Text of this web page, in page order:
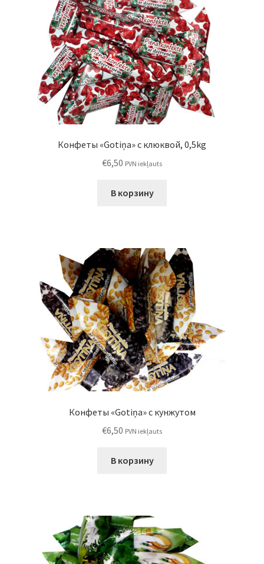
Конфеты «Gotiņa» с клюквой, 0,5kg
€6,50 PVN iekļauts
В корзину
Конфеты «Gotiņa» с кунжутом
€6,50 PVN iekļauts
В корзину